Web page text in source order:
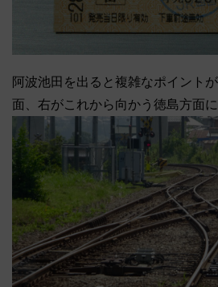
阿波池田を出ると複雑なポイント
面、右がこれから向かう徳島方面に